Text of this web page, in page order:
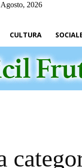
2026
CULTURA